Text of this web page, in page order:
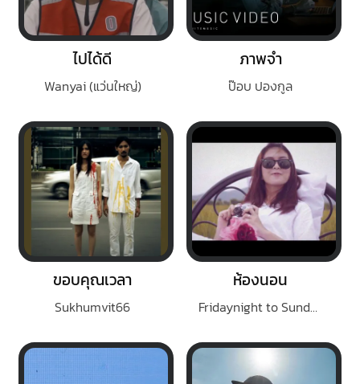
ไปได้ดี
Wanyai (แว่นใหญ่)
ภาพจำ
ป๊อบ ปองกูล
ขอบคุณเวลา
Sukhumvit66
ห้องนอน
Fridaynight to Sunday